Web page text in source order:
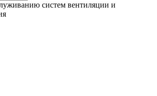
систем вентиляции и